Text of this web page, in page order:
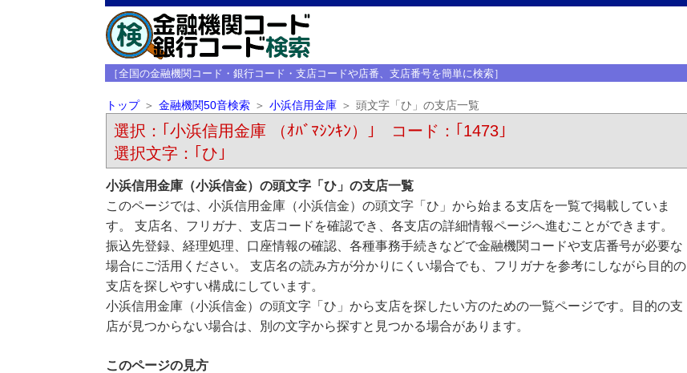
［全国の金融機関コード・銀行コード・支店コードや店番、支店番号を簡単に検索］
トップ 金融機関50音検索 小浜信用金庫 頭文字「ひ」の支店一覧
選択：｢小浜信用金庫 （ｵﾊﾞﾏｼﾝｷﾝ）｣ コード：｢1473｣
選択文字：｢ひ｣
小浜信用金庫（小浜信金）の頭文字「ひ」の支店一覧
このページでは、小浜信用金庫（小浜信金）の頭文字「ひ」から始まる支店を一覧で掲載していま
す。 支店名、フリガナ、支店コードを確認でき、各支店の詳細情報ページへ進むことができます。
振込先登録、経理処理、口座情報の確認、各種事務手続きなどで金融機関コードや支店番号が必要な
場合にご活用ください。 支店名の読み方が分かりにくい場合でも、フリガナを参考にしながら目的の
支店を探しやすい構成にしています。
小浜信用金庫（小浜信金）の頭文字「ひ」から支店を探したい方のための一覧ページです。目的の支
店が見つからない場合は、別の文字から探すと見つかる場合があります。
このページの見方